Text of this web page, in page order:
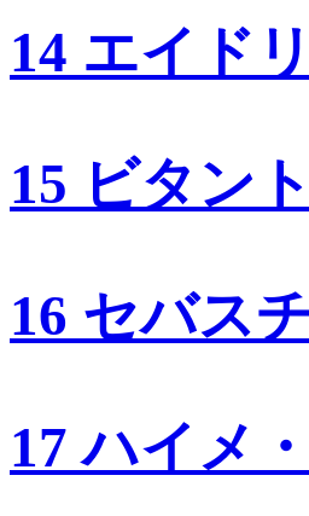
14 エイド
15 ビタン
16 セバス
17 ハイメ